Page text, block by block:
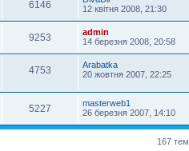
6146
12 квітня 2008, 21:30
9253
admin
14 березня 2008, 20:58
4753
Arabatka
20 жовтня 2007, 22:25
5227
masterweb1
26 березня 2007, 14:10
167 тем